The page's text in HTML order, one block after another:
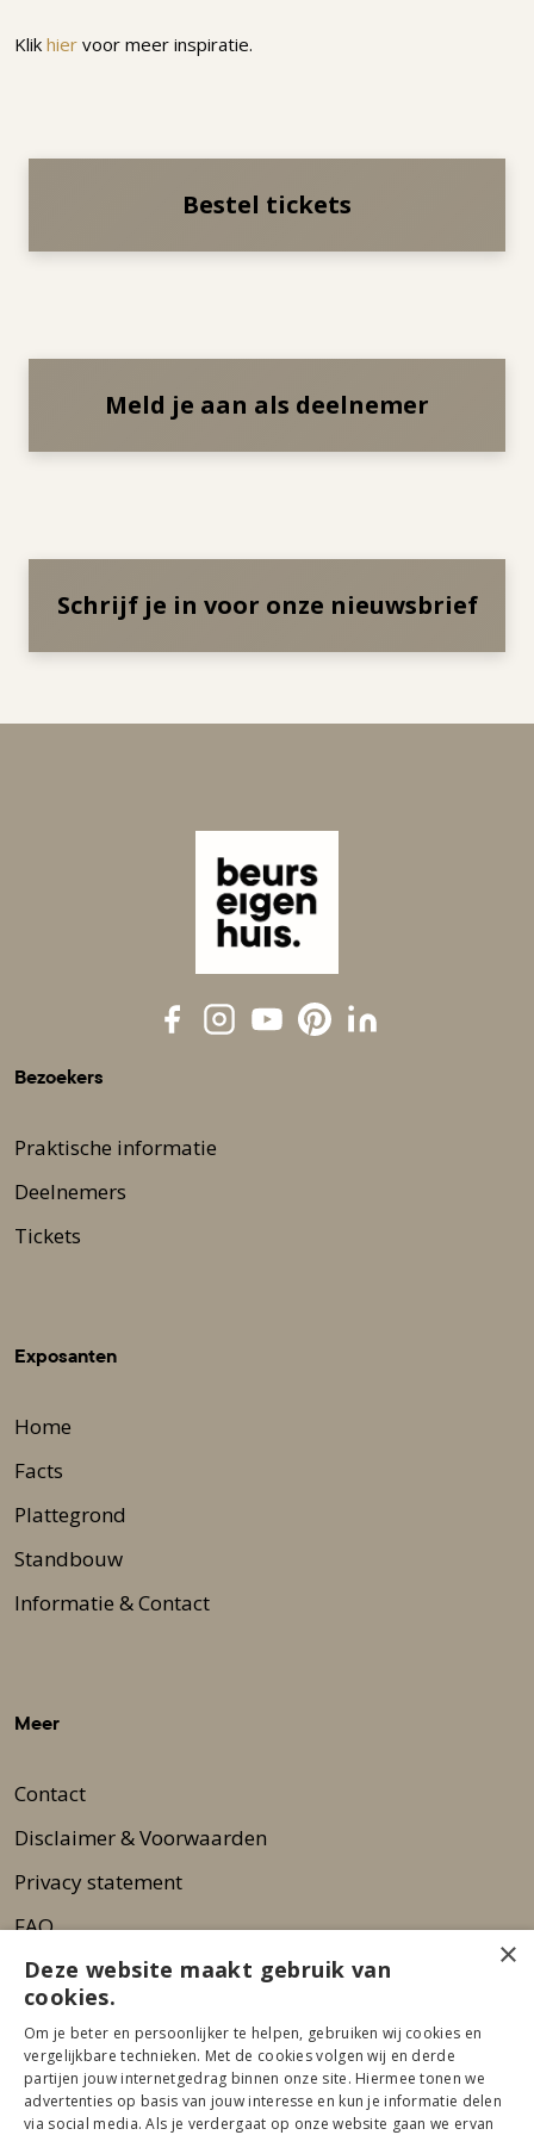
Klik hier voor meer inspiratie.
Bestel tickets
Meld je aan als deelnemer
Schrijf je in voor onze nieuwsbrief
Bezoekers
Praktische informatie
Deelnemers
Tickets
Exposanten
Home
Facts
Plattegrond
Standbouw
Informatie & Contact
Meer
Contact
Disclaimer & Voorwaarden
Privacy statement
FAQ
Wie zijn wij?
Nieuwsbrief
Pers
×
Deze website maakt gebruik van
cookies.
Om je beter en persoonlijker te helpen, gebruiken wij cookies en
vergelijkbare technieken. Met de cookies volgen wij en derde
partijen jouw internetgedrag binnen onze site. Hiermee tonen we
advertenties op basis van jouw interesse en kun je informatie delen
via social media. Als je verdergaat op onze website gaan we ervan